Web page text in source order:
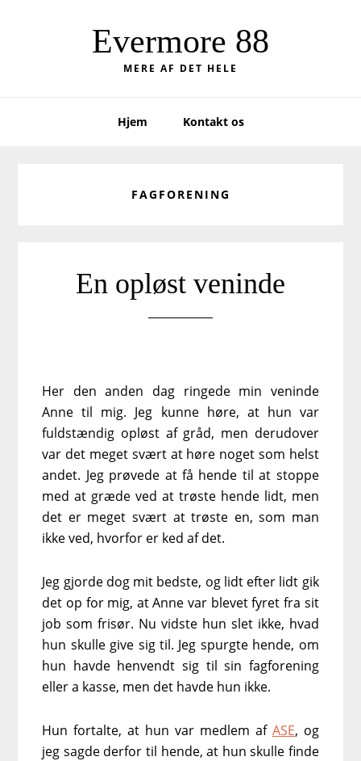
Evermore 88
MERE AF DET HELE
Hjem Kontakt os
FAGFORENING
En opløst veninde
Her den anden dag ringede min veninde
Anne til mig. Jeg kunne høre, at hun var
fuldstændig opløst af gråd, men derudover
var det meget svært at høre noget som helst
andet. Jeg prøvede at få hende til at stoppe
med at græde ved at trøste hende lidt, men
det er meget svært at trøste en, som man
ikke ved, hvorfor er ked af det.
Jeg gjorde dog mit bedste, og lidt efter lidt gik
det op for mig, at Anne var blevet fyret fra sit
job som frisør. Nu vidste hun slet ikke, hvad
hun skulle give sig til. Jeg spurgte hende, om
hun havde henvendt sig til sin fagforening
eller a kasse, men det havde hun ikke.
Hun fortalte, at hun var medlem af ASE, og
jeg sagde derfor til hende, at hun skulle finde